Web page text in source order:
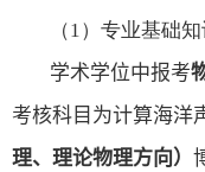
（1 ）专业基础
学术学位中报考
考核科目为计算海洋
理、理论物理方向）